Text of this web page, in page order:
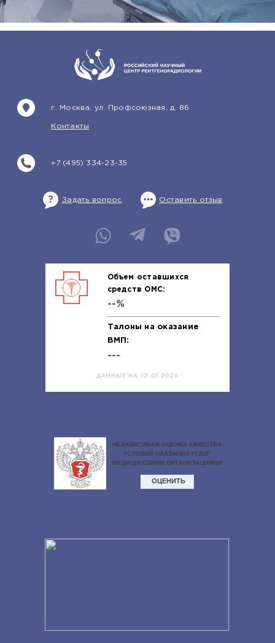
+7 (495) 334-23-35
г. Москва, ул. Профсоюзная, д. 86
Контакты
Задать вопрос Оставить отзыв
Объем оставшихся
средств ОМС:
--%
Талоны на оказание
ВМП:
---
ДАННЫЕ НА 12.01.2026